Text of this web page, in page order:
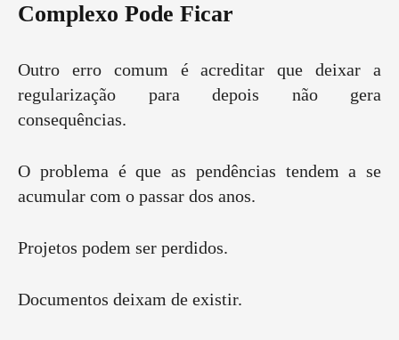
Complexo Pode Ficar
Outro erro comum é acreditar que deixar a
regularização para depois não gera
consequências.
O problema é que as pendências tendem a se
acumular com o passar dos anos.
Projetos podem ser perdidos.
Documentos deixam de existir.